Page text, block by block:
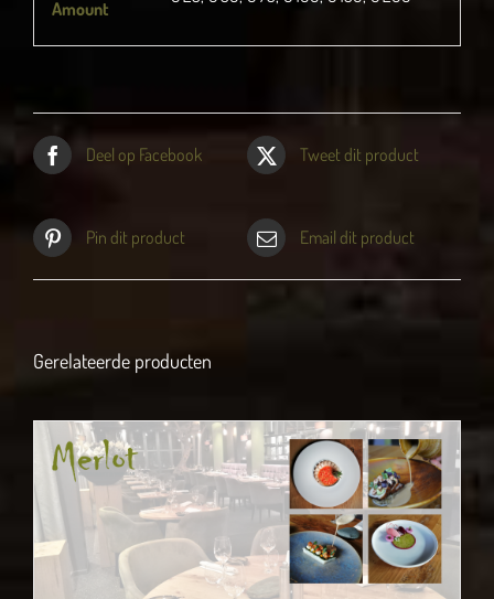
Amount
Deel op Facebook Tweet dit product
Pin dit product Email dit product
Gerelateerde producten